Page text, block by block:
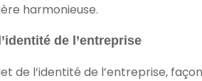
harmonieuse.
de l’entreprise
de l’identité de l’entreprise,